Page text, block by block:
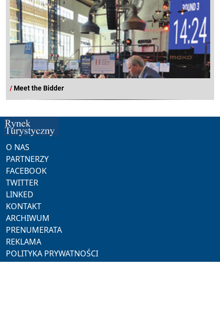
/Meet the Bidder
O NAS
PARTNERZY
FACEBOOK
TWITTER
LINKED
KONTAKT
ARCHIWUM
PRENUMERATA
REKLAMA
POLITYKA PRYWATNOŚCI
NASZE SERWISY